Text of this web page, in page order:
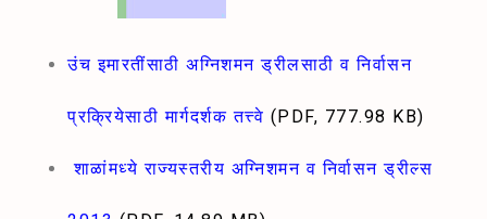
उंच इमारतींसाठी अग्निशमन ड्रीलसाठी व निर्वासन
प्रक्रियेसाठी मार्गदर्शक तत्त्वे (PDF, 777.98 KB)
शाळांमध्ये राज्यस्तरीय अग्निशमन व निर्वासन ड्रील्स